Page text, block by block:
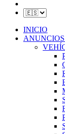
INICIO